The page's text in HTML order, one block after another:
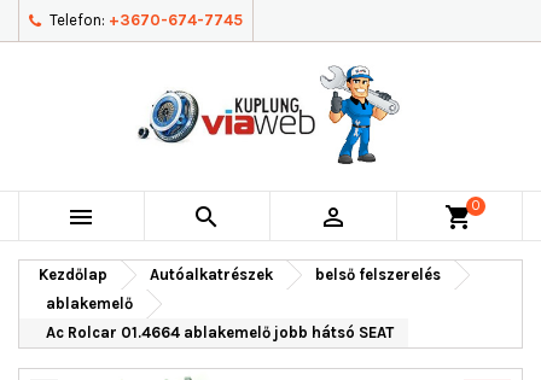
Telefon: +3670-674-7745
   shopping_cart0
Kezdőlap Autóalkatrészek
belső felszerelés
ablakemelő
Ac Rolcar 01.4664 ablakemelő jobb hátsó SEAT